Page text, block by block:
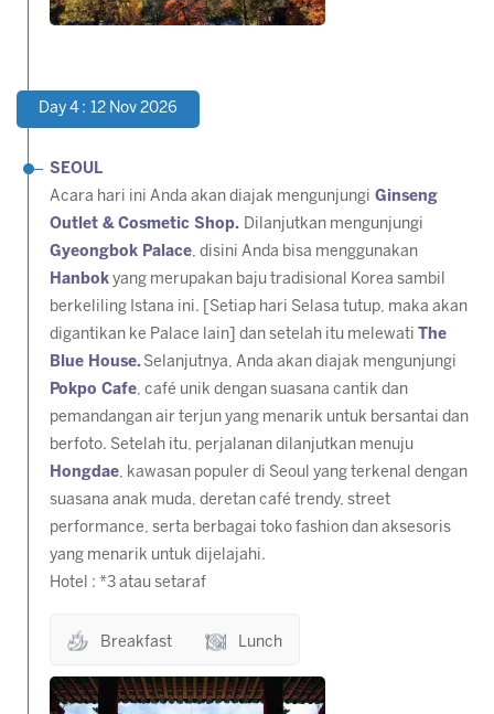
Day 4 : 12 Nov 2026
SEOUL
Acara hari ini Anda akan diajak mengunjungi Ginseng
Outlet & Cosmetic Shop. Dilanjutkan mengunjungi
Gyeongbok Palace, disini Anda bisa menggunakan
Hanbok yang merupakan baju tradisional Korea sambil
berkeliling Istana ini. [ Setiap hari Selasa tutup, maka akan
digantikan ke Palace lain] dan setelah itu melewati
The
Blue House. Selanjutnya, Anda akan diajak mengunjungi
Pokpo Cafe, café unik dengan suasana cantik dan
pemandangan air terjun yang menarik untuk bersantai dan
berfoto. Setelah itu, perjalanan dilanjutkan menuju
Hongdae, kawasan populer di Seoul yang terkenal dengan
suasana anak muda, deretan café trendy, street
performance, serta berbagai toko fashion dan aksesoris
yang menarik untuk dijelajahi.
Hotel : *3 atau setaraf
Breakfast Lunch